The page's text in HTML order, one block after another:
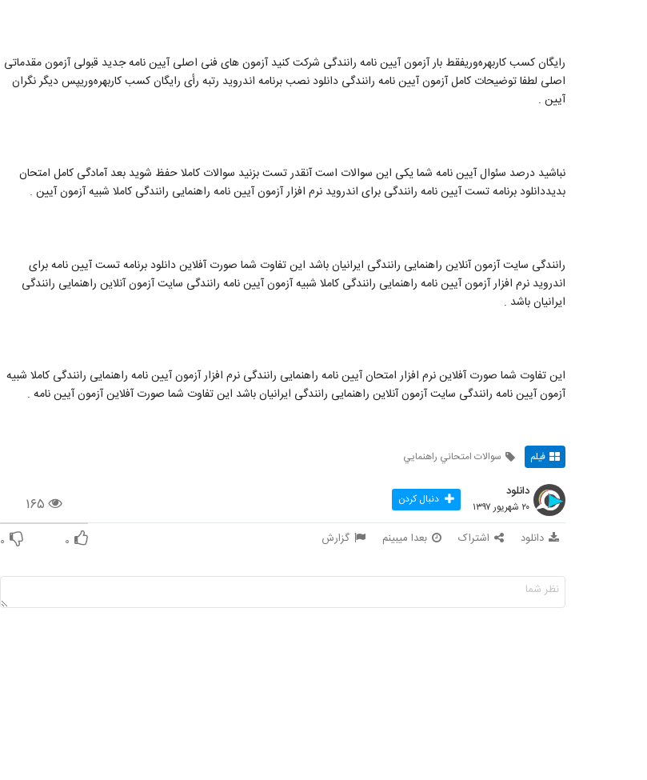
‏رایگان ‏کسب کاربهره‌وریفقط بار آزمون آیین نامه رانندگی شرکت کنید آزمون های فنی اصلی آیین نامه جدید قبولی آزمون مقدماتی
اصلی لطفا توضیحات کامل آزمون آیین نامه رانندگی دانلود نصب برنامه اندروید رتبه رأی ‏رایگان ‏کسب کاربهره‌وریپس دیگر نگران
آیین .
نباشید درصد سئوال آیین نامه شما یکی این سوالات است آنقدر تست بزنید سوالات کاملا حفظ شوید بعد آمادگی کامل امتحان
بدیددانلود برنامه تست آیین نامه رانندگی برای اندروید نرم افزار آزمون آیین نامه راهنمایی رانندگی کاملا شبیه آزمون آیین .
رانندگی سایت آزمون آنلاین راهنمایی رانندگی ایرانیان باشد این تفاوت شما صورت آفلاین دانلود برنامه تست آیین نامه برای
اندروید نرم افزار آزمون آیین نامه راهنمایی رانندگی کاملا شبیه آزمون آیین نامه رانندگی سایت آزمون آنلاین راهنمایی رانندگی
ایرانیان باشد .
این تفاوت شما صورت آفلاین نرم افزار امتحان آیین نامه راهنمایی رانندگی نرم افزار آزمون آیین نامه راهنمایی رانندگی کاملا شبیه
آزمون آیین نامه رانندگی سایت آزمون آنلاین راهنمایی رانندگی ایرانیان باشد این تفاوت شما صورت آفلاین آزمون آیین نامه .
فیلم سوالات امتحاني راهنمايي
۱۶۵
دانلود
۲۰ شهریور ۱۳۹۷ دنبال کردن
دانلود اشتراک بعدا میبینم گزارش ۰ ۰